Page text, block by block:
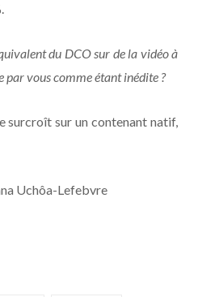
du DCO sur de la vidéo à
par vous comme étant inédite ?
surcroît sur un contenant natif,
Uchôa-Lefebvre